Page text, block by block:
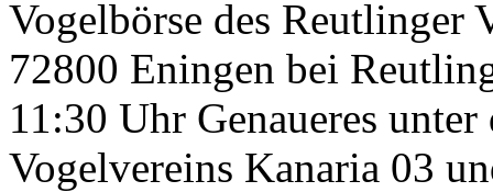
Vogelbörse des Reutlinger
72800 Eningen bei
11:30 Uhr Genaueres
Vogelvereins Kanaria 03